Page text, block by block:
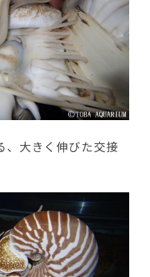
、大きく伸びた交接